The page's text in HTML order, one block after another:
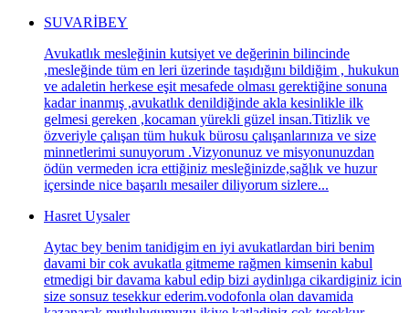
SUVARİBEY
Avukatlık mesleğinin kutsiyet ve değerinin bilincinde
,mesleğinde tüm en leri üzerinde taşıdığını bildiğim , hukukun
ve adaletin herkese eşit mesafede olması gerektiğine sonuna
kadar inanmış ,avukatlık denildiğinde akla kesinlikle ilk
gelmesi gereken ,kocaman yürekli güzel insan.Titizlik ve
özveriyle çalışan tüm hukuk bürosu çalışanlarınıza ve size
minnetlerimi sunuyorum .Vizyonunuz ve misyonunuzdan
ödün vermeden icra ettiğiniz mesleğinizde,sağlık ve huzur
içersinde nice başarılı mesailer diliyorum sizlere...
Hasret Uysaler
Aytac bey benim tanidigim en iyi avukatlardan biri benim
davami bir cok avukatla gitmeme rağmen kimsenin kabul
etmedigi bir davama kabul edip bizi aydinlıga cikardiginiz icin
size sonsuz tesekkur ederim.vodofonla olan davamida